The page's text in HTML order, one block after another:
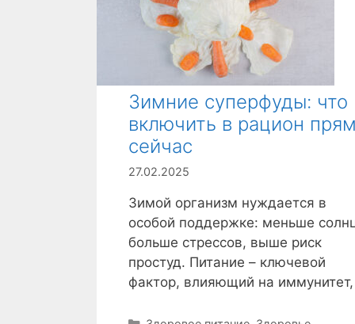
Зимние суперфуды: что
включить в рацион
сейчас
27.02.2025
Зимой организм нуждается в
особой поддержке: меньше
больше стрессов, выше риск
простуд. Питание – ключевой
фактор, влияющий на иммунитет,